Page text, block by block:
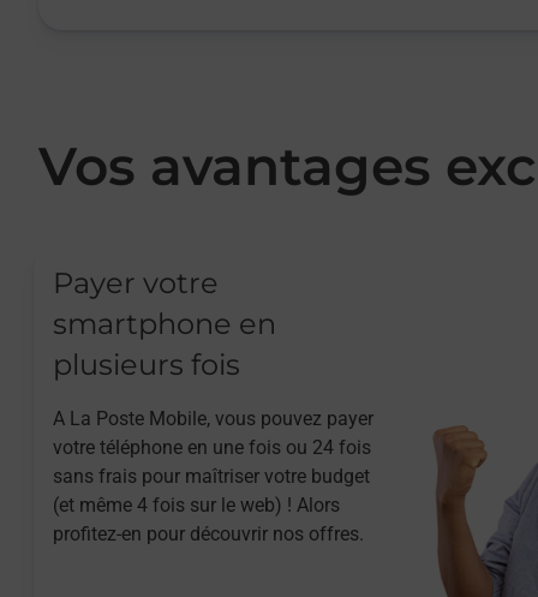
Vos avantages
Payer votre
smartphone en
plusieurs fois
A La Poste Mobile, vous pouvez payer
votre téléphone en une fois ou 24 fois
sans frais pour maîtriser votre budget
(et même 4 fois sur le web) ! Alors
profitez-en pour découvrir nos offres.